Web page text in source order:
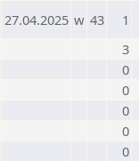
27.04.2025 w 43 1
3
0
0
0
0
0